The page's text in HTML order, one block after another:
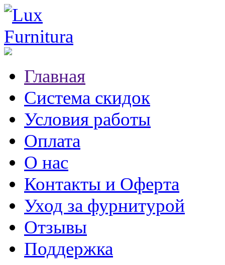
Главная
Система скидок
Условия работы
Оплата
О нас
Контакты и Оферта
Уход за фурнитурой
Отзывы
Поддержка